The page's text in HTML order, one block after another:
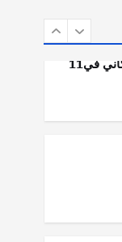
مكتب الإحصاءات الأسترالي (ABS)
يجري عملية التعداد السكاني في11